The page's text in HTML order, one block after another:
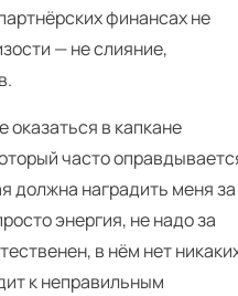
финансах не
— не слияние,
оказаться в капкане
часто
должна наградить меня за
энергия, не надо за
в нём нет
к неправильным